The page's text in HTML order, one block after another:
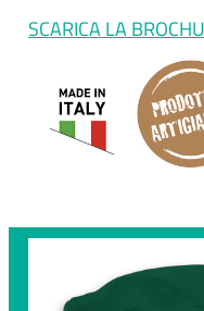
SCARICA LA